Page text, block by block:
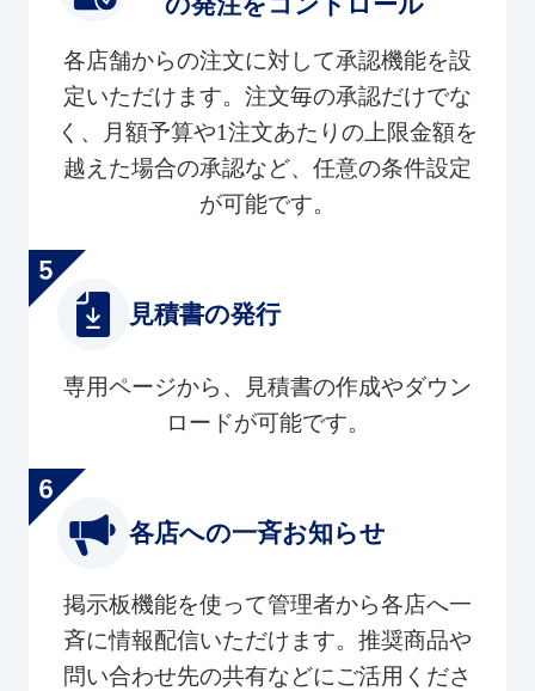
各店舗からの注文に対して承認機能を設
定いただけます。注文毎の承認だけでな
く、月額予算や1注文あたりの上限金額を
越えた場合の承認など、任意の条件設定
が可能です。
見積書の発行
専用ページから、見積書の作成やダウン
ロードが可能です。
各店への一斉お知らせ
掲示板機能を使って管理者から各店へ一
斉に情報配信いただけます。推奨商品や
問い合わせ先の共有などにご活用くださ